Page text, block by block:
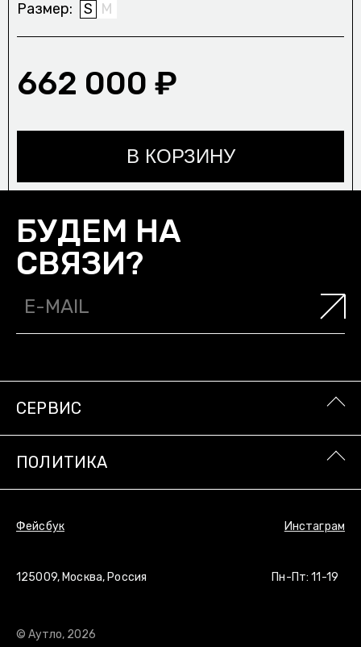
Размер S M
662 000 ₽
В КОРЗИНУ
БУДЕМ НА
СВЯЗИ?
125009, Москва, Россия Пн-Пт: 11-19
СЕРВИС
ПОЛИТИКА
Фейсбук Инстаграм
© Аутло, 2026